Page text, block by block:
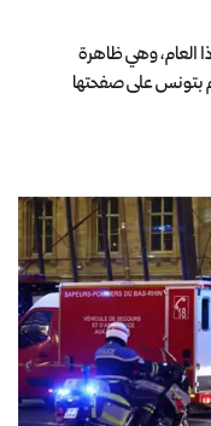
العام، وهي ظاهرة
بتونس على صفحتها